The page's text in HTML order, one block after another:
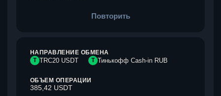
Повторить
НАПРАВЛЕНИЕ ОБМЕНА
T TRC20 USDT Т Тинькофф Cash-in RUB
ОБЪЕМ ОПЕРАЦИИ
385,42 USDT